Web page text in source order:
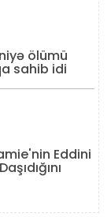
ölümü
sahib idi
Eddini